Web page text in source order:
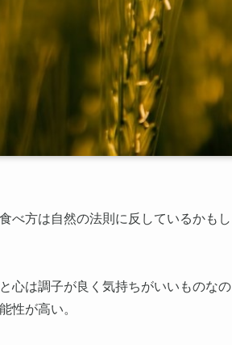
べ方は自然の法則に反しているかもし
心は調子が良く気持ちがいいものなの
性が高い。